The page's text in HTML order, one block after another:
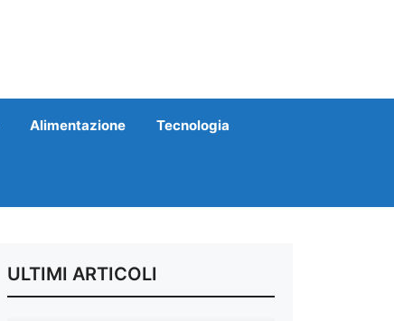
Alimentazione Tecnologia
ULTIMI ARTICOLI